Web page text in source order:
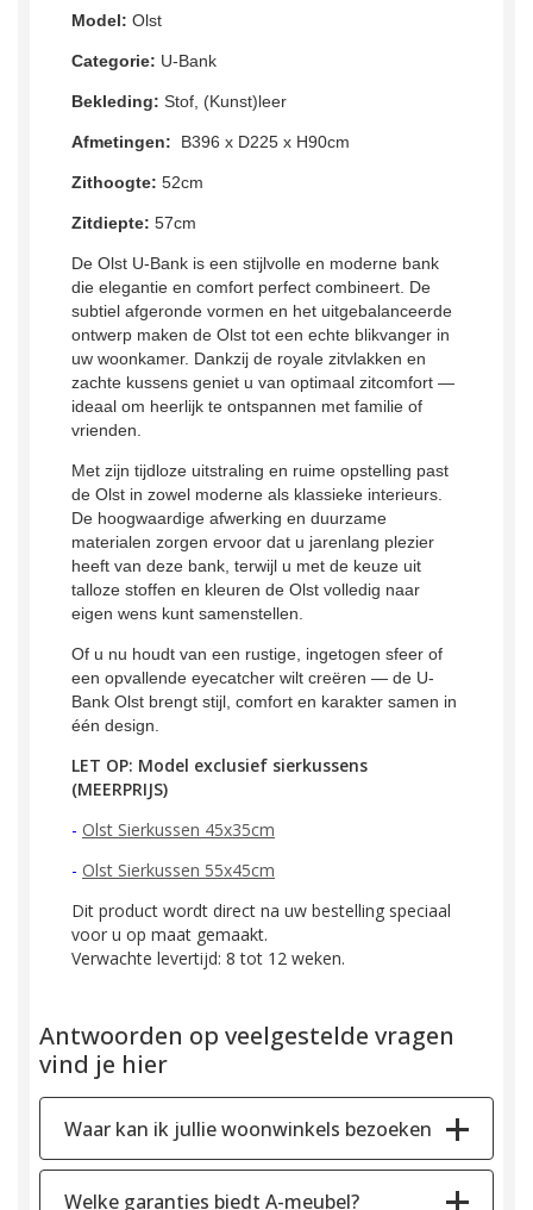
Model: Olst
Categorie: U-Bank
Bekleding: Stof, (Kunst)leer
Afmetingen: B396 x D225 x H90cm
Zithoogte: 52cm
Zitdiepte: 57cm
De Olst U-Bank is een stijlvolle en moderne bank
die elegantie en comfort perfect combineert. De
subtiel afgeronde vormen en het uitgebalanceerde
ontwerp maken de Olst tot een echte blikvanger in
uw woonkamer. Dankzij de royale zitvlakken en
zachte kussens geniet u van optimaal zitcomfort —
ideaal om heerlijk te ontspannen met familie of
vrienden.
Met zijn tijdloze uitstraling en ruime opstelling past
de Olst in zowel moderne als klassieke interieurs.
De hoogwaardige afwerking en duurzame
materialen zorgen ervoor dat u jarenlang plezier
heeft van deze bank, terwijl u met de keuze uit
talloze stoffen en kleuren de Olst volledig naar
eigen wens kunt samenstellen.
Of u nu houdt van een rustige, ingetogen sfeer of
een opvallende eyecatcher wilt creëren — de U-
Bank Olst brengt stijl, comfort en karakter samen in
één design.
LET OP: Model exclusief sierkussens
(MEERPRIJS)
- Olst Sierkussen 45x35cm
- Olst Sierkussen 55x45cm
Dit product wordt direct na uw bestelling speciaal
voor u op maat gemaakt.
Verwachte levertijd: 8 tot 12 weken.
Antwoorden op veelgestelde vragen
vind je hier
Waar kan ik jullie woonwinkels bezoeken
Welke garanties biedt A-meubel?